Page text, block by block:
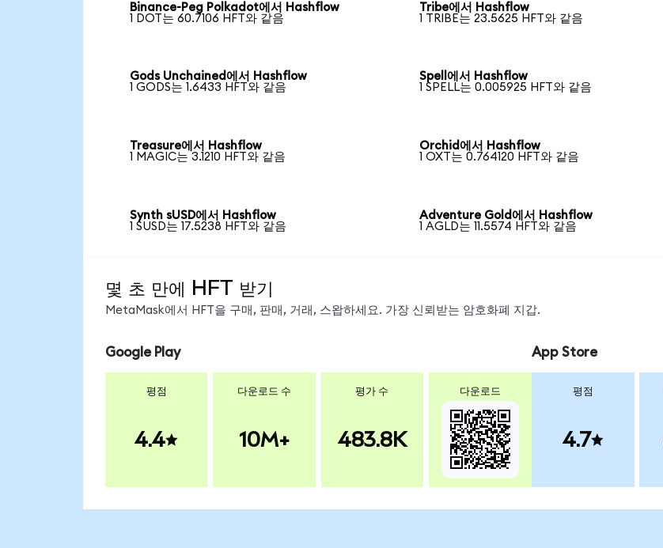
Binance-Peg Polkadot에서 Hashflow
1 DOT는 60.7106 HFT와 같음
Tribe에서 Hashflow
1 TRIBE는 23.5625 HFT와 같음
Gods Unchained에서 Hashflow
1 GODS는 1.6433 HFT와 같음
Spell에서 Hashflow
1 SPELL는 0.005925 HFT와 같음
Treasure에서 Hashflow
1 MAGIC는 3.1210 HFT와 같음
Orchid에서 Hashflow
1 OXT는 0.764120 HFT와 같음
Synth sUSD에서 Hashflow
1 SUSD는 17.5238 HFT와 같음
Adventure Gold에서 Hashflow
1 AGLD는 11.5574 HFT와 같음
몇 초 만에 HFT 받기
MetaMask에서 HFT을 구매, 판매, 거래, 스왑하세요. 가장 신뢰받는 암호화폐 지갑.
Google Play
평점
4.4
다운로드 수
10M+
평가 수
483.8K
다운로드
App Store
평점
4.7